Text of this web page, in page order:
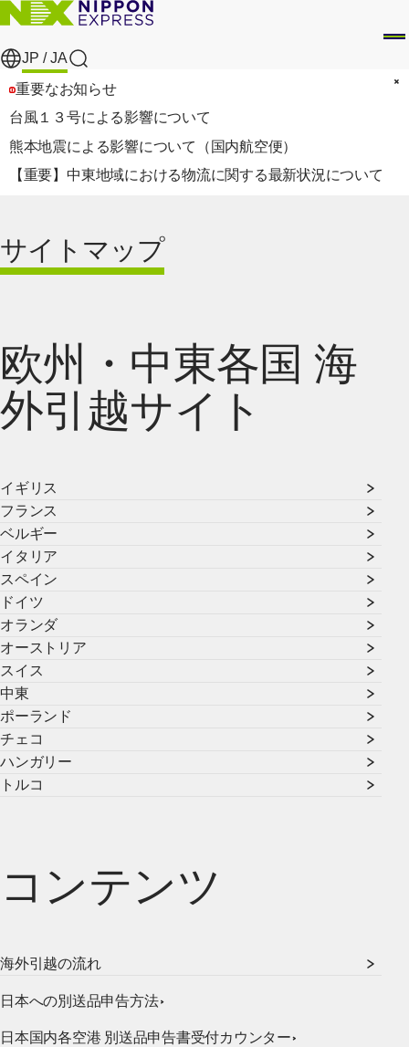
JP /JA
検索
重要なお知らせ
台風１３号による影響について
熊本地震による影響について（国内航空便）
【重要】中東地域における物流に関する最新状況について
サイトマップ
欧州・中東各国 海
外引越サイト
イギリス
フランス
ベルギー
イタリア
スペイン
ドイツ
オランダ
オーストリア
スイス
中東
ポーランド
チェコ
ハンガリー
トルコ
コンテンツ
海外引越の流れ
日本への別送品申告方法
日本国内各空港 別送品申告書受付カウンター